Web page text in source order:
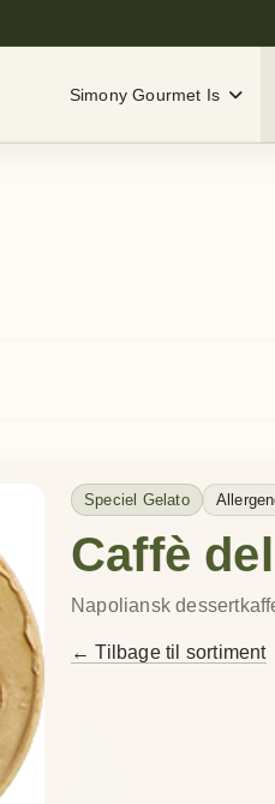
Simony Gourmet Is
Speciel Gelato
Caffè
Napoliansk
← Tilbage til sortiment